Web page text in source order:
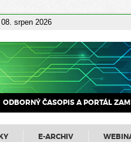
srpen 2026
ODBORNÝ ČASOPIS A PORTÁL
E-ARCHIV